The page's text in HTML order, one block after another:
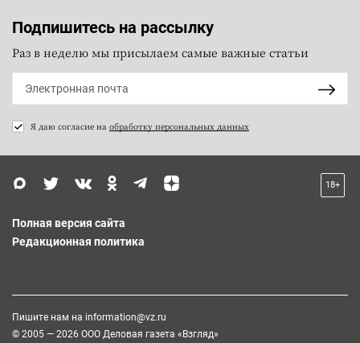
Подпишитесь на рассылку
Раз в неделю мы присылаем самые важные статьи
Я даю согласие на обработку персональных данных
18+
Полная версия сайта
Редакционная политика
Пишите нам на information@vz.ru
© 2005 — 2026 ООО Деловая газета «Взгляд»